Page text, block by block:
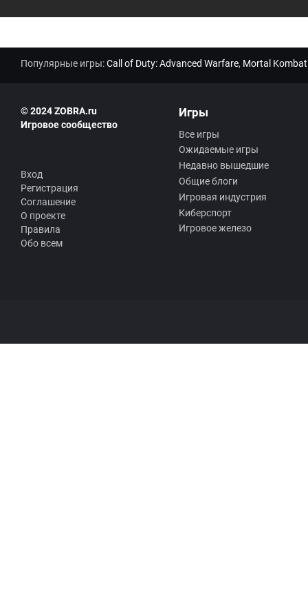
Популярные игры:Call of Duty: Advanced Warfare, Mortal
© 2024 ZOBRA.ru
Игровое сообщество
Вход
Регистрация
Соглашение
О проекте
Правила
Обо всем
Игры
Все игры
Ожидаемые игры
Недавно вышедшие
Общие блоги
Игровая индустрия
Киберспорт
Игровое железо